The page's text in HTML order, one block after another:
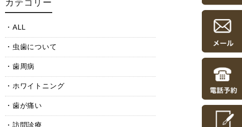
カテゴリー
ALL
虫歯について
歯周病
ホワイトニング
歯が痛い
訪問診療